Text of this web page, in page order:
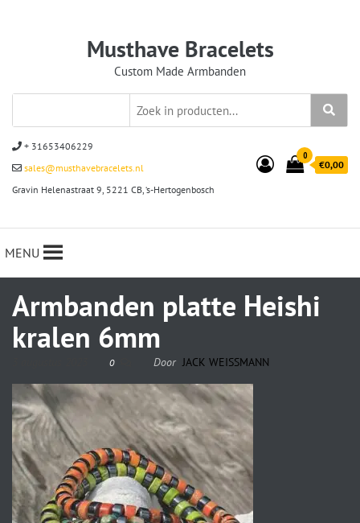
Musthave Bracelets
Custom Made Armbanden
+ 31653406229
sales@musthavebracelets.nl
Gravin Helenastraat 9, 5221 CB, ‘s-Hertogenbosch
0
€0,00
MENU
Armbanden platte Heishi
kralen 6mm
0 Door JACK WEISSMANN